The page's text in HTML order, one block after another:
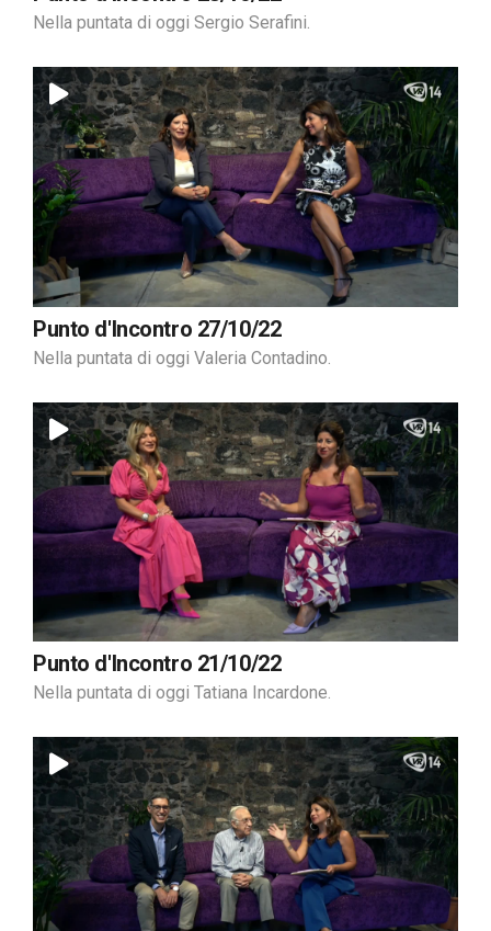
Nella puntata di oggi Sergio Serafini.
Punto d'Incontro 27/10/22
Nella puntata di oggi Valeria Contadino.
Punto d'Incontro 21/10/22
Nella puntata di oggi Tatiana Incardone.